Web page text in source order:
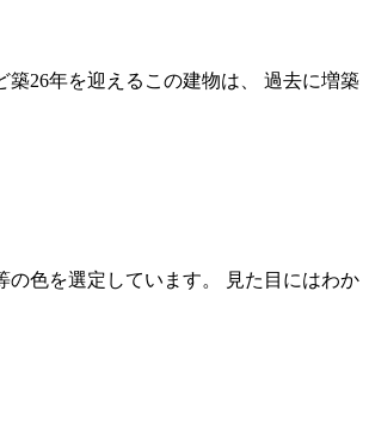
26年を迎えるこの建物は、 過去に増築
色を選定しています。 見た目にはわか